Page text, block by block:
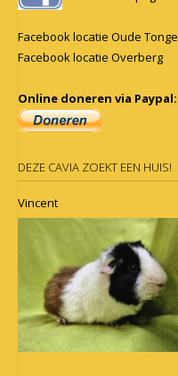
Facebook locatie Oude Tonge
Facebook locatie Overberg
Online doneren via Paypal:
DEZE CAVIA ZOEKT EEN HUIS!
Vincent